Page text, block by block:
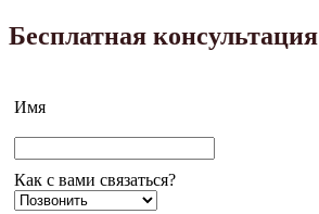
Бесплатная консультация
Имя
Как с вами связаться?